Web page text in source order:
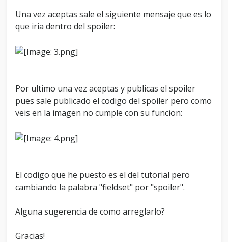
Una vez aceptas sale el siguiente mensaje que es lo
que iria dentro del spoiler:
Por ultimo una vez aceptas y publicas el spoiler
pues sale publicado el codigo del spoiler pero como
veis en la imagen no cumple con su funcion:
El codigo que he puesto es el del tutorial pero
cambiando la palabra "fieldset" por "spoiler".
Alguna sugerencia de como arreglarlo?
Gracias!